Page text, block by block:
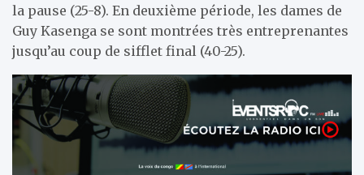
la pause (25-8). En deuxième période, les dames de
Guy Kasenga se sont montrées très entreprenantes
jusqu’au coup de sifflet final (40-25).